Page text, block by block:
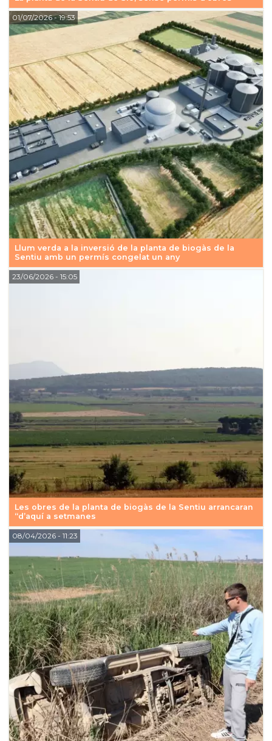
Llum verda a la inversió de la planta de biogàs de la
Sentiu amb un permís congelat un any
01/07/2026- 19:53
Les obres de la planta de biogàs de la Sentiu arrancaran
“d’aquí a setmanes
23/06/2026- 15:05
08/04/2026- 11:23